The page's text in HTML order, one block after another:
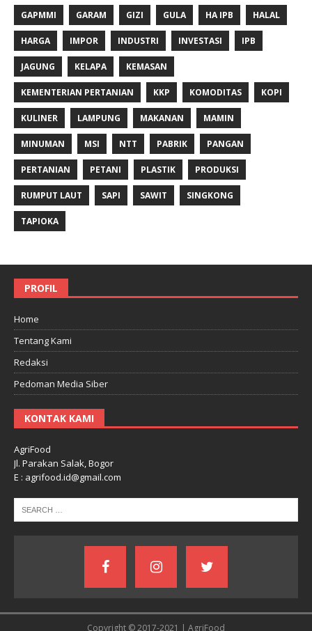
GAPMMI GARAM GIZI GULA HA IPB HALAL
HARGA IMPOR INDUSTRI INVESTASI IPB
JAGUNG KELAPA KEMASAN
KEMENTERIAN PERTANIAN KKP KOMODITAS KOPI
KULINER LAMPUNG MAKANAN MAMIN
MINUMAN MSI NTT PABRIK PANGAN
PERTANIAN PETANI PLASTIK PRODUKSI
RUMPUT LAUT SAPI SAWIT SINGKONG
TAPIOKA
PROFIL
Home
Tentang Kami
Redaksi
Pedoman Media Siber
KONTAK KAMI
AgriFood
Jl. Parakan Salak, Bogor
E : agrifood.id@gmail.com
Copyright © 2017-2021 | AgriFood